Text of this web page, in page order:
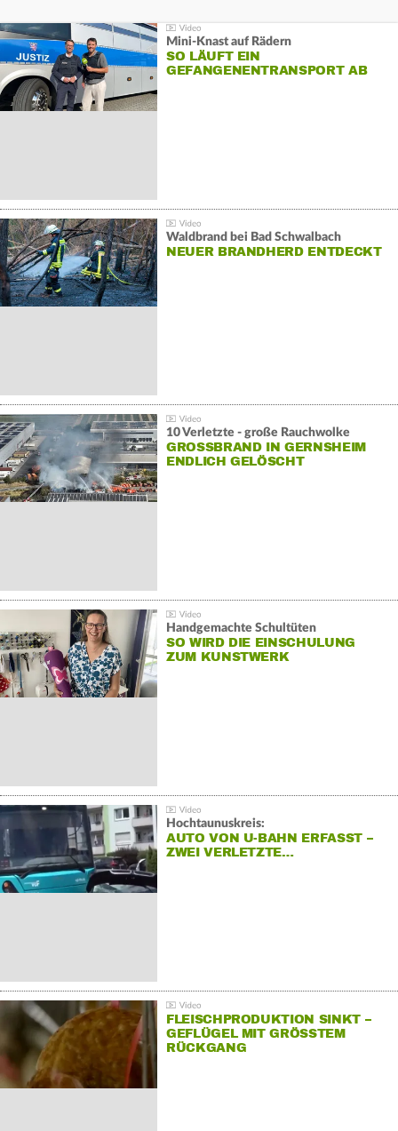
Mini-Knast auf Rädern
SO LÄUFT EIN
GEFANGENENTRANSPORT AB
Waldbrand bei Bad Schwalbach
NEUER BRANDHERD ENTDECKT
10 Verletzte - große Rauchwolke
GROSSBRAND IN GERNSHEIM E
NDLICH GELÖSCHT
Handgemachte Schultüten
SO WIRD DIE EINSCHULUNG
ZUM KUNSTWERK
Hochtaunuskreis:
AUTO VON U-BAHN ERFASST –
ZWEI VERLETZTE…
FLEISCHPRODUKTION SINKT –
GEFLÜGEL MIT GRÖSSTEM R
ÜCKGANG